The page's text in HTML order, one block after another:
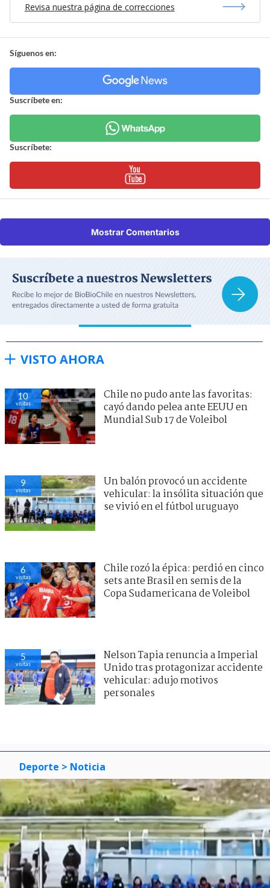
Revisa nuestra página de correcciones
Síguenos en:
Suscríbete en:
Suscríbete:
Mostrar Comentarios
VISTO AHORA
10
visitas
Chile no pudo ante las favoritas:
cayó dando pelea ante EEUU en
Mundial Sub 17 de Voleibol
9
visitas
Un balón provocó un accidente
vehicular: la insólita situación que
se vivió en el fútbol uruguayo
6
visitas
Chile rozó la épica: perdió en cinco
sets ante Brasil en semis de la
Copa Sudamericana de Voleibol
5
visitas
Nelson Tapia renuncia a Imperial
Unido tras protagonizar accidente
vehicular: adujo motivos
personales
Deporte > Noticia